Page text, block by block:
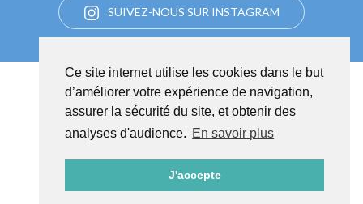
Ce site internet utilise les cookies dans le but
d’améliorer votre expérience de navigation,
assurer la sécurité du site, et obtenir des
analyses d'audience. En savoir plus
J'accepte
SUIVEZ-NOUS SUR INSTAGRAM
MENTIONS LÉGALES ET POLITIQUE DE CONFIDENTIALITÉ
© Transpyros 2026